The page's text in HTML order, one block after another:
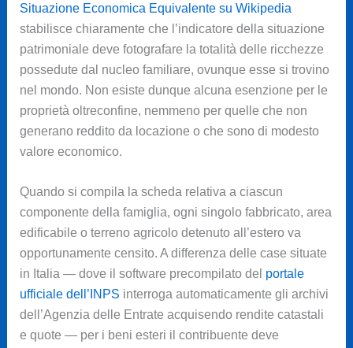
Situazione Economica Equivalente su Wikipedia
stabilisce chiaramente che l’indicatore della situazione
patrimoniale deve fotografare la totalità delle ricchezze
possedute dal nucleo familiare, ovunque esse si trovino
nel mondo. Non esiste dunque alcuna esenzione per le
proprietà oltreconfine, nemmeno per quelle che non
generano reddito da locazione o che sono di modesto
valore economico.
Quando si compila la scheda relativa a ciascun
componente della famiglia, ogni singolo fabbricato, area
edificabile o terreno agricolo detenuto all’estero va
opportunamente censito. A differenza delle case situate
in Italia — dove il software precompilato del portale
ufficiale dell’INPS interroga automaticamente gli archivi
dell’Agenzia delle Entrate acquisendo rendite catastali
e quote — per i beni esteri il contribuente deve